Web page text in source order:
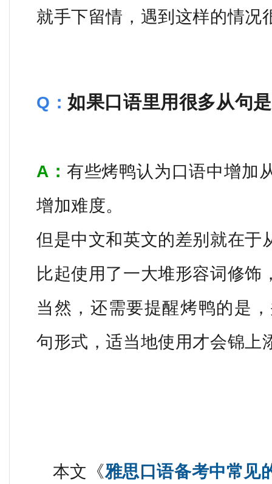
就手下留情，遇到这样的情况
Q：如果口语里用很多从句
A： 有些烤鸭认为口语中增加
增加难度。
但是中文和英文的差别就在于
比起使用了一大堆形容词修
当然，还需要提醒烤鸭的是
句形式，适当地使用才会锦上
本文《雅思口语备考中常见